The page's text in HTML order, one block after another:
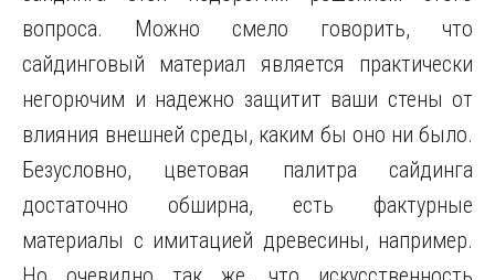
вопроса. Можно смело говорить, что
сайдинговый материал является практически
негорючим и надежно защитит ваши стены от
влияния внешней среды, каким бы оно ни было.
Безусловно, цветовая палитра сайдинга
достаточно обширна, есть фактурные
материалы с имитацией древесины, например.